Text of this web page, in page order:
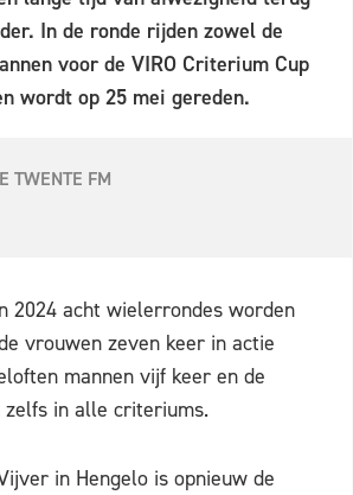
In de ronde rijden zowel de
voor de VIRO Criterium Cup
wordt op 25 mei gereden.
TWENTE FM
2024 acht wielerrondes worden
vrouwen zeven keer in actie
mannen vijf keer en de
zelfs in alle criteriums.
in Hengelo is opnieuw de